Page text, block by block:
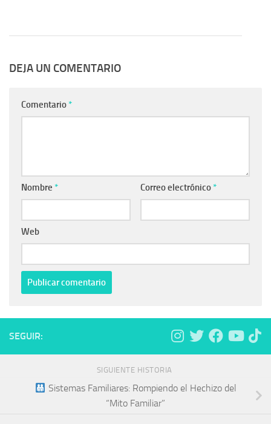
DEJA UN COMENTARIO
Comentario *
Nombre * Correo electrónico *
Web
SEGUIR:
SIGUIENTE HISTORIA
Sistemas Familiares: Rompiendo el Hechizo del
“Mito Familiar”